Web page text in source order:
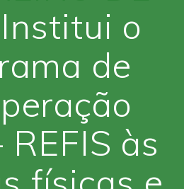
o
de
REFIS às